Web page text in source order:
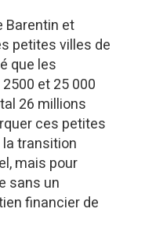
Barentin et
petites villes de
que les
et 25 000
26 millions
ces petites
transition
mais pour
sans un
financier de